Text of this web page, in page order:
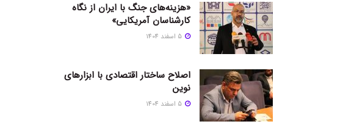
«هزینه‌های جنگ با ایران از نگاه
کارشناسان آمریکایی»
اصلاح ساختار اقتصادی با ابزارهای
نوین